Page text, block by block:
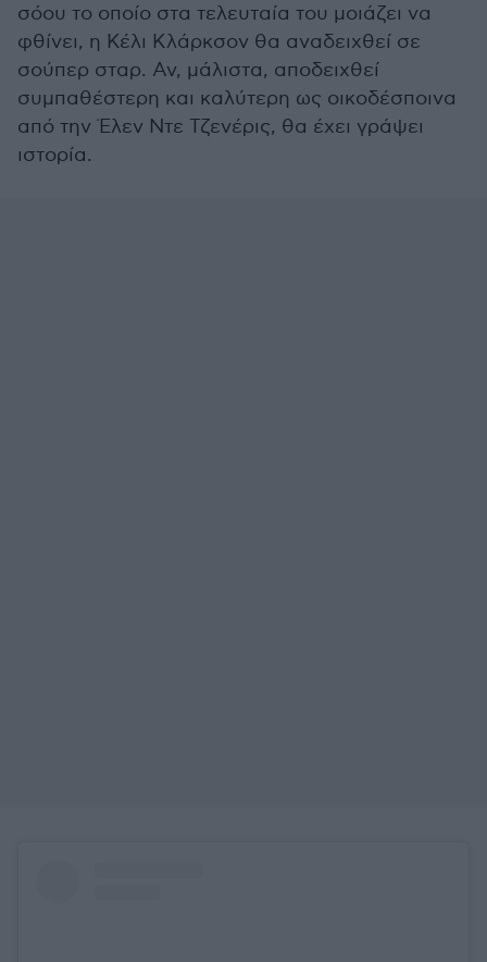
σόου το οποίο στα τελευταία του μοιάζει να
φθίνει, η Κέλι Κλάρκσον θα αναδειχθεί σε
σούπερ σταρ. Αν, μάλιστα, αποδειχθεί
συμπαθέστερη και καλύτερη ως οικοδέσποινα
από την Έλεν Ντε Τζενέρις, θα έχει γράψει
ιστορία.